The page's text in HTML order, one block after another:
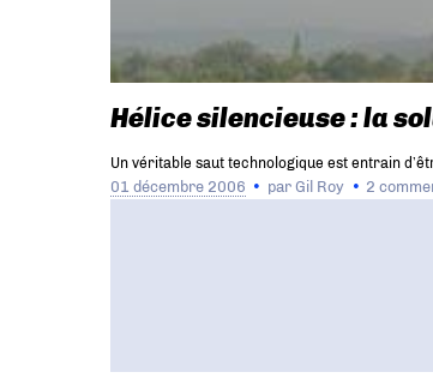
Hélice silencieuse : la
Un véritable saut technologique est entrain
01 décembre 2006 parGil Roy 2